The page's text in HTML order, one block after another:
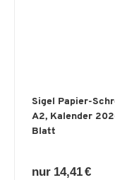
Sigel Papier-
A2, Kalender
Blatt
nur 14,41 €